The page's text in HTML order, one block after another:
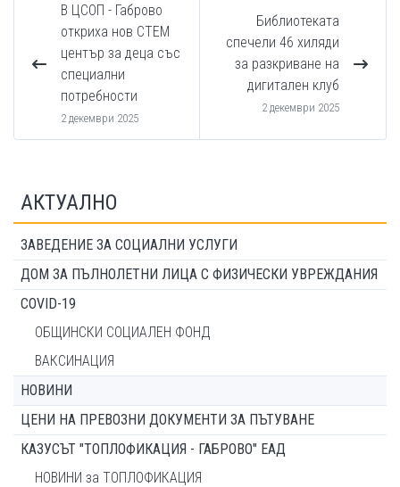
В ЦСОП - Габрово
откриха нов СТЕМ
център за деца със
специални
потребности
2 декември 2025
Библиотеката
спечели 46 хиляди
за разкриване на
дигитален клуб
2 декември 2025
АКТУАЛНО
ЗАВЕДЕНИЕ ЗА СОЦИАЛНИ УСЛУГИ
ДОМ ЗА ПЪЛНОЛЕТНИ ЛИЦА С ФИЗИЧЕСКИ УВРЕЖДАНИЯ
COVID-19
ОБЩИНСКИ СОЦИАЛЕН ФОНД
ВАКСИНАЦИЯ
НОВИНИ
ЦЕНИ НА ПРЕВОЗНИ ДОКУМЕНТИ ЗА ПЪТУВАНЕ
КАЗУСЪТ "ТОПЛОФИКАЦИЯ - ГАБРОВО" ЕАД
НОВИНИ за ТОПЛОФИКАЦИЯ